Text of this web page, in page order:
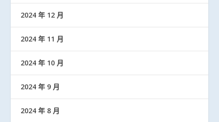
2024 年 12 月
2024 年 11 月
2024 年 10 月
2024 年 9 月
2024 年 8 月